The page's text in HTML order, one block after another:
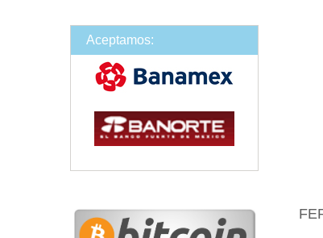
Aceptamos: